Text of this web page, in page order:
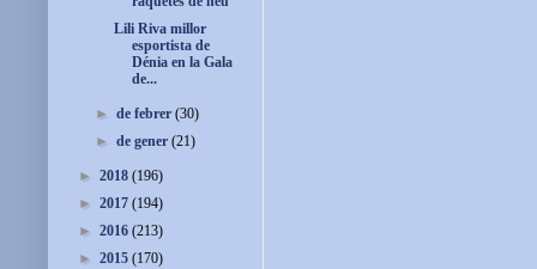
Lili Riva millor
esportista de
Dénia en la Gala
de...
►de febrer(30)
►de gener(21)
► 2018 (196)
► 2017 (194)
► 2016 (213)
► 2015 (170)